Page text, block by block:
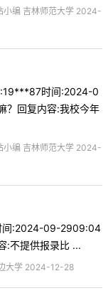
小编 吉林师范大学 2024-
:19***87时间:2024-0
？回复内容:我校今年
小编 吉林师范大学 2024-
间:2024-09-2909:04
:不提供报录比 ...
大学 2024-12-28